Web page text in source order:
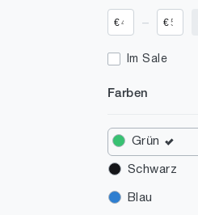
€ €
Im Sale
Farben
Grün
Schwarz
Blau